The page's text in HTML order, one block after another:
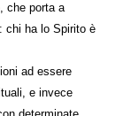
che porta a
chi ha lo Spirito è
ad essere
e invece